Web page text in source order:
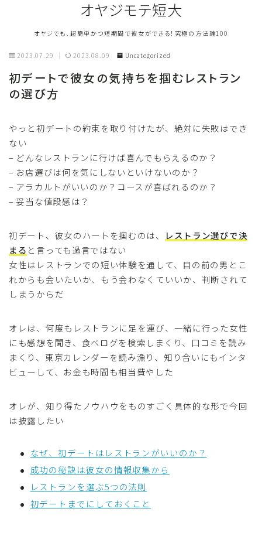
オヤジモテ短大
オヤジでも、超簡単かつ短期間で彼女ができる！究極の方法論100
2023.07.29 2023.08.09 Uncategorized
初デートで彼女の気持ちを掴むレストラン
の選び方
やっと初デートの約束を取り付けたが、絶対に失敗はでき
ない
– どんなレストランに行けば喜んでもらえるのか？
– お店選びは何を気にしないといけないのか？
– アラカルトがいいのか？コースが喜ばれるのか？
– 妥当な値段感は？
初デート、彼女のハートを掴むのは、
レストラン選びで決
まる と言っても過言ではない
女性はレストランでの短い体験を通して、目の前の男とこ
れからも会いたいか、もう会わなくていいか、判断されて
しまうからだ
オレは、何度もレストランに足を運び、一緒に行った女性
にも感想を聞き、食べログを検索しまくり、口コミを読み
まくり、東京カレンダーを読み漁り、知り合いにもインタ
ビューして、お金も時間も相当費やした
オレが、知り得たノウハウをものすごく具体的な形で今回
は披露したい
なぜ、初デートはレストランがいいのか？
成功の秘訣は彼女の情報収集から
レストランを選ぶ5つの法則
初デートまでにしておくこと